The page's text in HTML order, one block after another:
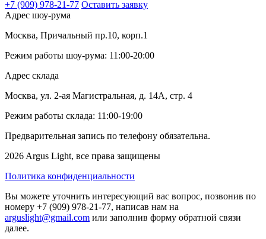
+7 (909) 978-21-77 Оставить заявку
Адрес шоу-рума
Москва, Причальный пр.10, корп.1
Режим работы шоу-рума: 11:00-20:00
Адрес склада
Москва, ул. 2-ая Магистральная, д. 14А, стр. 4
Режим работы склада: 11:00-19:00
Предварительная запись по телефону обязательна.
2026 Argus Light, все права защищены
Политика конфиденциальности
Вы можете уточнить интересующий вас вопрос, позвонив по
номеру +7 (909) 978-21-77, написав нам на
arguslight@gmail.com или заполнив форму обратной связи
далее.